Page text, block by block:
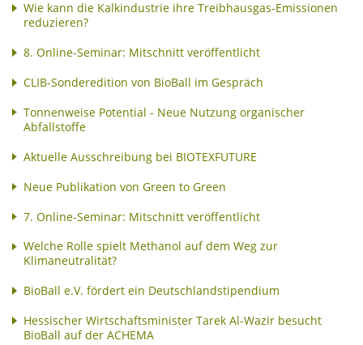
Wie kann die Kalkindustrie ihre Treibhausgas-Emissionen
reduzieren?
8. Online-Seminar: Mitschnitt veröffentlicht
CLIB-Sonderedition von BioBall im Gespräch
Tonnenweise Potential - Neue Nutzung organischer
Abfallstoffe
Aktuelle Ausschreibung bei BIOTEXFUTURE
Neue Publikation von Green to Green
7. Online-Seminar: Mitschnitt veröffentlicht
Welche Rolle spielt Methanol auf dem Weg zur
Klimaneutralität?
BioBall e.V. fördert ein Deutschlandstipendium
Hessischer Wirtschaftsminister Tarek Al-Wazir besucht
BioBall auf der ACHEMA